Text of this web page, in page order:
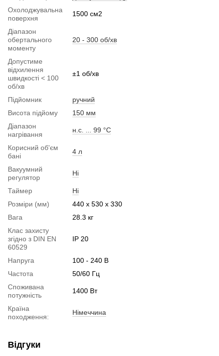
Охолоджувальна
поверхня
1500 см2
Діапазон
обертального
моменту
20 - 300 об/хв
Допустиме
відхилення
швидкості < 100
об/хв
±1 об/хв
Підйомник
ручний
Висота підйому
150 мм
Діапазон
нагрівання
н.с. ... 99 °C
Корисний об'єм
бані
4 л
Вакуумний
регулятор
Ні
Таймер
Ні
Розміри (мм)
440 x 530 x 330
Вага
28.3 кг
Клас захисту
згідно з DIN EN
60529
IP 20
Напруга
100 - 240 В
Частота
50/60 Гц
Споживана
потужність
1400 Вт
Країна
походження:
Німеччина
Відгуки